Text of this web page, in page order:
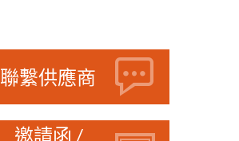
聯繫供應商
邀請函 /